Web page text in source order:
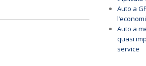
Auto a
Auto a
quasi
service